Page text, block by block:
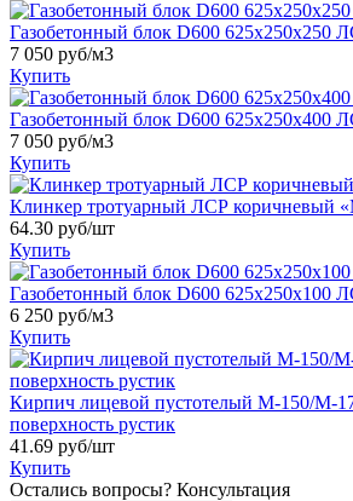
Газобетонный блок D600 625х250х250
7 050 руб/м3
Купить
Газобетонный блок D600 625х250х400
7 050 руб/м3
Купить
Клинкер тротуарный ЛСР коричневый
64.30 руб/шт
Купить
Газобетонный блок D600 625х250х100
6 250 руб/м3
Купить
Кирпич лицевой пустотелый М-150/М-
поверхность рустик
41.69 руб/шт
Купить
Остались вопросы? Консультация